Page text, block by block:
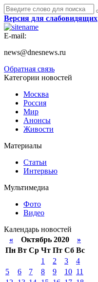
Версия для слабовидящих
E-mail:
news@dnesnews.ru
Обратная связь
Категории новостей
Москва
Россия
Мир
Анонсы
Живости
Материалы
Статьи
Интервью
Мультимедиа
Фото
Видео
Календарь новостей
« Октябрь 2020 »
Пн Вт Ср Чт Пт Сб Вс
1
2 3
4
5
6 7 8 9 10 11